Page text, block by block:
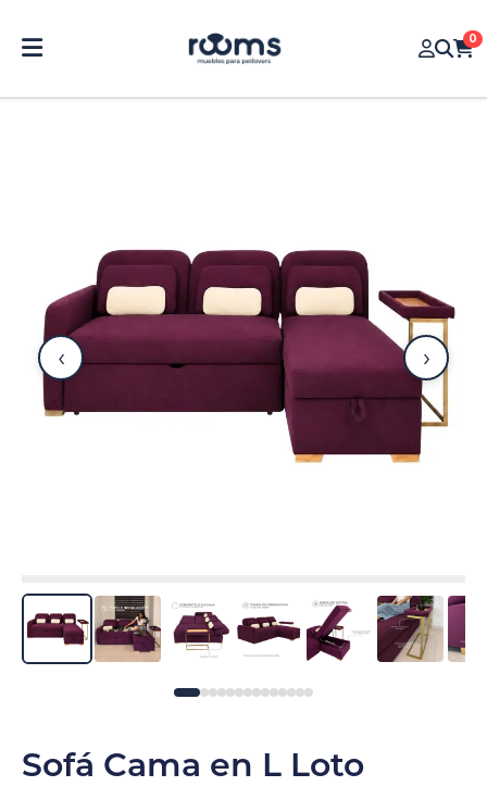
0
‹ ›
Sofá Cama en L Loto